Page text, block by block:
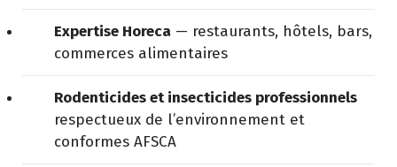
Expertise Horeca — restaurants, hôtels, bars,
commerces alimentaires
Rodenticides et insecticides professionnels
respectueux de l’environnement et
conformes AFSCA